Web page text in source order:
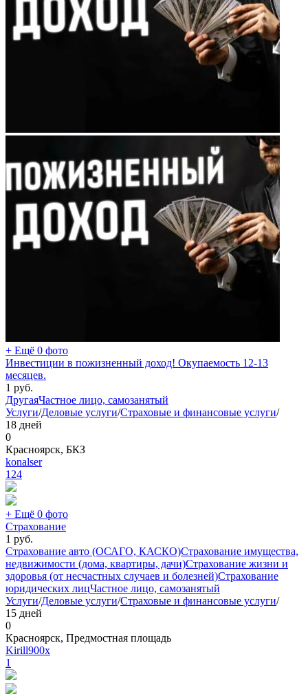
+ Ещё 0 фото
Инвестиции в пожизненный доход! Окупаемость 12-13
месяцев.
1 руб.
ДругаяЧастное лицо, самозанятый
Услуги/Деловые услуги/Страховые и финансовые услуги/
18 дней
0
Красноярск, БКЗ
konalser
124
+ Ещё 0 фото
Страхование
1 руб.
Страхование авто (ОСАГО, КАСКО)Страхование имущества,
недвижимости (дома, квартиры, дачи)Страхование жизни и
здоровья (от несчастных случаев и болезней)Страхование
юридических лицЧастное лицо, самозанятый
Услуги/Деловые услуги/Страховые и финансовые услуги/
15 дней
0
Красноярск, Предмостная площадь
Kirill900x
1